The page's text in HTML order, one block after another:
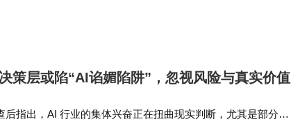
占用…
策层或陷“AI谄媚陷阱”，忽视风险与真实价值
后指出，AI 行业的集体兴奋正在扭曲现实判断，尤其是部分企